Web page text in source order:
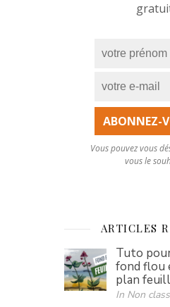
Vous pouvez vous
vous le
ARTICLES
Tuto
fond flou
plan
In Non